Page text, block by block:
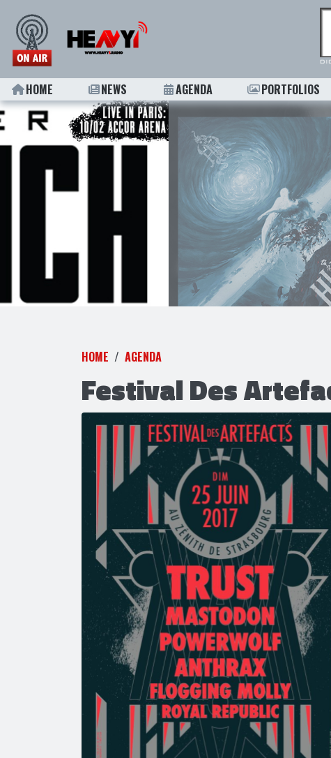
HOME NEWS AGENDA PORTFOLIOS
HOME AGENDA
Festival Des